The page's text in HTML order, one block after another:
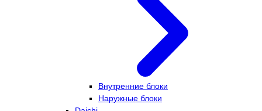
Внутренние блоки
Наружные блоки